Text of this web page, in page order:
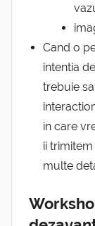
Cand o
intentia
trebuie
in care
ii
multe